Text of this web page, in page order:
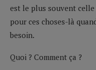
est le plus souvent celle
pour ces choses-là
besoin.
Quoi ? Comment ça ?